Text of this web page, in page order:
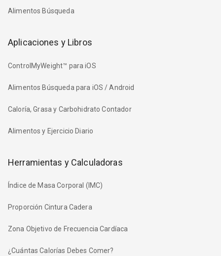
Alimentos Búsqueda
Aplicaciones y Libros
ControlMyWeight™ para iOS
Alimentos Búsqueda para iOS / Android
Caloría, Grasa y Carbohidrato Contador
Alimentos y Ejercicio Diario
Herramientas y Calculadoras
Índice de Masa Corporal (IMC)
Proporción Cintura Cadera
Zona Objetivo de Frecuencia Cardíaca
¿Cuántas Calorías Debes Comer?